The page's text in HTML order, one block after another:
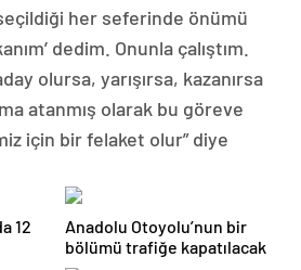
her seferinde önümü
dedim. Onunla çalıştım.
olursa, yarışırsa, kazanırsa
atanmış olarak bu göreve
için bir felaket olur” diye
12
Anadolu Otoyolu’nun bir
bölümü trafiğe kapatılacak